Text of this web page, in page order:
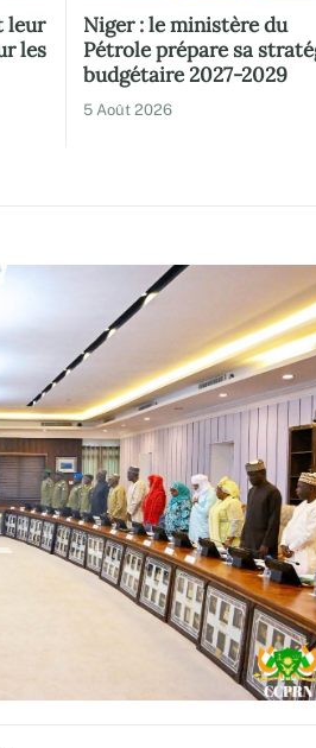
leur
les
Niger : le ministère du
Pétrole prépare sa
budgétaire 2027-2029
5 Août 2026